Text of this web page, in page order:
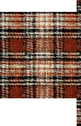
Tervetuloa Reiska-
Höntsyn MM 2014
Tampereen
tekojäällä 15.
– 16.3.2014→